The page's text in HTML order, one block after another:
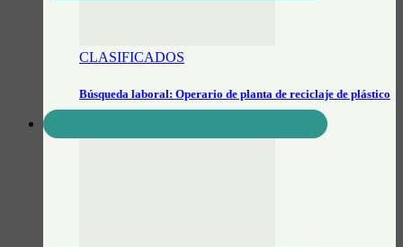
CLASIFICADOS
Búsqueda laboral: Operario de planta de reciclaje de plástico